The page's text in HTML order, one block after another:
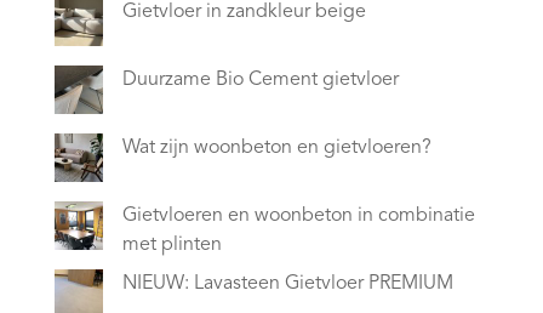
Gietvloer in zandkleur beige
Duurzame Bio Cement gietvloer
Wat zijn woonbeton en gietvloeren?
Gietvloeren en woonbeton in combinatie
met plinten
NIEUW: Lavasteen Gietvloer PREMIUM